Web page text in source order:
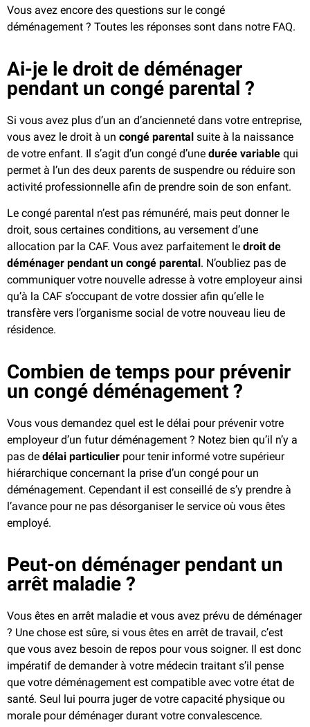
Vous avez encore des questions sur le congé
déménagement ? Toutes les réponses sont dans notre FAQ.
Ai-je le droit de déménager
pendant un congé parental ?
Si vous avez plus d’un an d’ancienneté dans votre entreprise,
vous avez le droit à un congé parental suite à la naissance
de votre enfant. Il s’agit d’un congé d’une durée variable qui
permet à l’un des deux parents de suspendre ou réduire son
activité professionnelle afin de prendre soin de son enfant.
Le congé parental n’est pas rémunéré, mais peut donner le
droit, sous certaines conditions, au versement d’une
allocation par la CAF. Vous avez parfaitement le droit de
déménager pendant un congé parental. N’oubliez pas de
communiquer votre nouvelle adresse à votre employeur ainsi
qu’à la CAF s’occupant de votre dossier afin qu’elle le
transfère vers l’organisme social de votre nouveau lieu de
résidence.
Combien de temps pour prévenir
un congé déménagement ?
Vous vous demandez quel est le délai pour prévenir votre
employeur d’un futur déménagement ? Notez bien qu’il n’y a
pas de délai particulier pour tenir informé votre supérieur
hiérarchique concernant la prise d’un congé pour un
déménagement. Cependant il est conseillé de s’y prendre à
l’avance pour ne pas désorganiser le service où vous êtes
employé.
Peut-on déménager pendant un
arrêt maladie ?
Vous êtes en arrêt maladie et vous avez prévu de déménager
? Une chose est sûre, si vous êtes en arrêt de travail, c’est
que vous avez besoin de repos pour vous soigner. Il est donc
impératif de demander à votre médecin traitant s’il pense
que votre déménagement est compatible avec votre état de
santé. Seul lui pourra juger de votre capacité physique ou
morale pour déménager durant votre convalescence.